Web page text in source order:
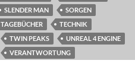
SLENDER MAN
SORGEN
TAGEBÜCHER
TECHNIK
TWIN PEAKS
UNREAL 4 ENGINE
VERANTWORTUNG